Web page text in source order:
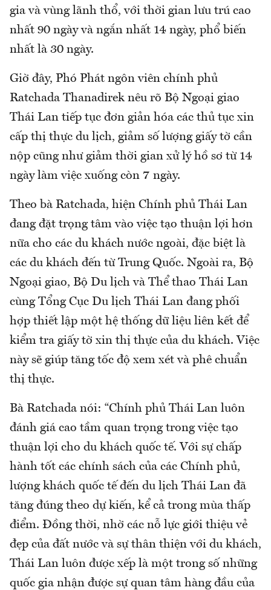
gia và vùng lãnh thổ, với thời gian lưu trú cao
nhất 90 ngày và ngắn nhất 14 ngày, phổ biến
nhất là 30 ngày.
Giờ đây, Phó Phát ngôn viên chính phủ
Ratchada Thanadirek nêu rõ Bộ Ngoại giao
Thái Lan tiếp tục đơn giản hóa các thủ tục xin
cấp thị thực du lịch, giảm số lượng giấy tờ cần
nộp cũng như giảm thời gian xử lý hồ sơ từ 14
ngày làm việc xuống còn 7 ngày.
Theo bà Ratchada, hiện Chính phủ Thái Lan
đang đặt trọng tâm vào việc tạo thuận lợi hơn
nữa cho các du khách nước ngoài, đặc biệt là
các du khách đến từ Trung Quốc. Ngoài ra, Bộ
Ngoại giao, Bộ Du lịch và Thể thao Thái Lan
cùng Tổng Cục Du lịch Thái Lan đang phối
hợp thiết lập một hệ thống dữ liệu liên kết để
kiểm tra giấy tờ xin thị thực của du khách. Việc
này sẽ giúp tăng tốc độ xem xét và phê chuẩn
thị thực.
Bà Ratchada nói: “Chính phủ Thái Lan luôn
đánh giá cao tầm quan trọng trong việc tạo
thuận lợi cho du khách quốc tế. Với sự chấp
hành tốt các chính sách của các Chính phủ,
lượng khách quốc tế đến du lịch Thái Lan đã
tăng đúng theo dự kiến, kể cả trong mùa thấp
điểm. Đồng thời, nhờ các nỗ lực giới thiệu vẻ
đẹp của đất nước và sự thân thiện với du khách,
Thái Lan luôn được xếp là một trong số những
quốc gia nhận được sự quan tâm hàng đầu của